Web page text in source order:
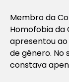
Membro da
Homofobia da
apresentou
de gênero. No
constava